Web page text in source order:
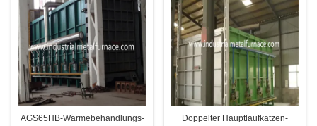
AGS65HB-Wärmebehandlungs-
Doppelter Hauptlaufkatzen-